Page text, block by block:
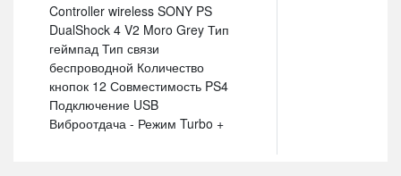
Controller wireless SONY PS
DualShock 4 V2 Moro Grey Тип
геймпад Тип связи
беспроводной Количество
кнопок 12 Совместимость PS4
Подключение USB
Виброотдача - Режим Turbo +